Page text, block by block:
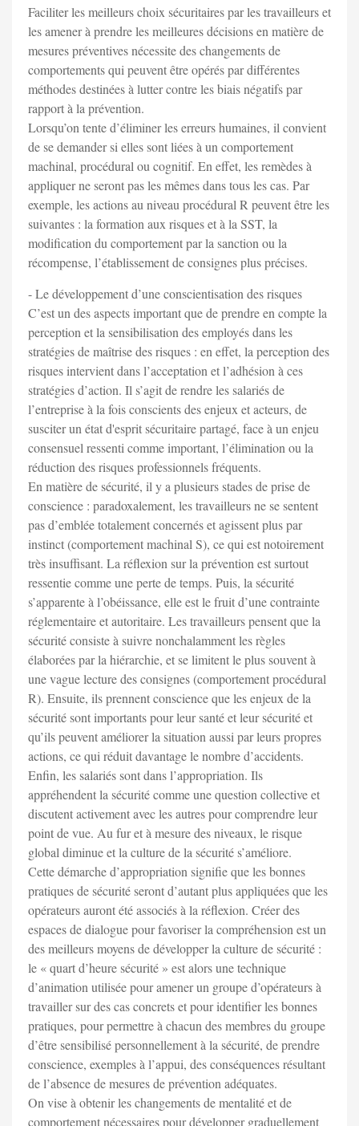
Faciliter les meilleurs choix sécuritaires par les travailleurs et
les amener à prendre les meilleures décisions en matière de
mesures préventives nécessite des changements de
comportements qui peuvent être opérés par différentes
méthodes destinées à lutter contre les biais négatifs par
rapport à la prévention.
Lorsqu’on tente d’éliminer les erreurs humaines, il convient
de se demander si elles sont liées à un comportement
machinal, procédural ou cognitif. En effet, les remèdes à
appliquer ne seront pas les mêmes dans tous les cas. Par
exemple, les actions au niveau procédural R peuvent être les
suivantes : la formation aux risques et à la SST, la
modification du comportement par la sanction ou la
récompense, l’établissement de consignes plus précises.
- Le développement d’une conscientisation des risques
C’est un des aspects important que de prendre en compte la
perception et la sensibilisation des employés dans les
stratégies de maîtrise des risques : en effet, la perception des
risques intervient dans l’acceptation et l’adhésion à ces
stratégies d’action. Il s’agit de rendre les salariés de
l’entreprise à la fois conscients des enjeux et acteurs, de
susciter un état d'esprit sécuritaire partagé, face à un enjeu
consensuel ressenti comme important, l’élimination ou la
réduction des risques professionnels fréquents.
En matière de sécurité, il y a plusieurs stades de prise de
conscience : paradoxalement, les travailleurs ne se sentent
pas d’emblée totalement concernés et agissent plus par
instinct (comportement machinal S), ce qui est notoirement
très insuffisant. La réflexion sur la prévention est surtout
ressentie comme une perte de temps. Puis, la sécurité
s’apparente à l’obéissance, elle est le fruit d’une contrainte
réglementaire et autoritaire. Les travailleurs pensent que la
sécurité consiste à suivre nonchalamment les règles
élaborées par la hiérarchie, et se limitent le plus souvent à
une vague lecture des consignes (comportement procédural
R). Ensuite, ils prennent conscience que les enjeux de la
sécurité sont importants pour leur santé et leur sécurité et
qu’ils peuvent améliorer la situation aussi par leurs propres
actions, ce qui réduit davantage le nombre d’accidents.
Enfin, les salariés sont dans l’appropriation. Ils
appréhendent la sécurité comme une question collective et
discutent activement avec les autres pour comprendre leur
point de vue. Au fur et à mesure des niveaux, le risque
global diminue et la culture de la sécurité s’améliore.
Cette démarche d’appropriation signifie que les bonnes
pratiques de sécurité seront d’autant plus appliquées que les
opérateurs auront été associés à la réflexion. Créer des
espaces de dialogue pour favoriser la compréhension est un
des meilleurs moyens de développer la culture de sécurité :
le « quart d’heure sécurité » est alors une technique
d’animation utilisée pour amener un groupe d’opérateurs à
travailler sur des cas concrets et pour identifier les bonnes
pratiques, pour permettre à chacun des membres du groupe
d’être sensibilisé personnellement à la sécurité, de prendre
conscience, exemples à l’appui, des conséquences résultant
de l’absence de mesures de prévention adéquates.
On vise à obtenir les changements de mentalité et de
comportement nécessaires pour développer graduellement